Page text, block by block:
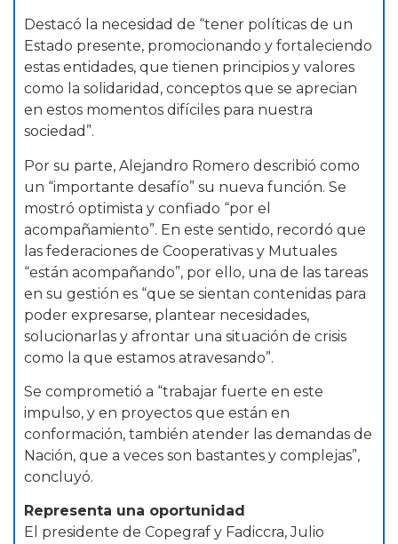
Destacó la necesidad de “tener políticas de un
Estado presente, promocionando y fortaleciendo
estas entidades, que tienen principios y valores
como la solidaridad, conceptos que se aprecian
en estos momentos difíciles para nuestra
sociedad”.
Por su parte, Alejandro Romero describió como
un “importante desafío” su nueva función. Se
mostró optimista y confiado “por el
acompañamiento”. En este sentido, recordó que
las federaciones de Cooperativas y Mutuales
“están acompañando”, por ello, una de las tareas
en su gestión es “que se sientan contenidas para
poder expresarse, plantear necesidades,
solucionarlas y afrontar una situación de crisis
como la que estamos atravesando”.
Se comprometió a “trabajar fuerte en este
impulso, y en proyectos que están en
conformación, también atender las demandas de
Nación, que a veces son bastantes y complejas”,
concluyó.
Representa una oportunidad
El presidente de Copegraf y Fadiccra, Julio